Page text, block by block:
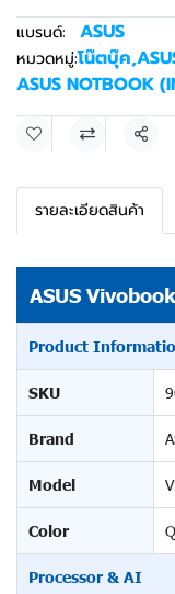
แบรนด์:
ASUS
หมวดหมู่:โน๊ตบุ๊ค,
ASUS NOTBOOK
แชร์
รายละเอียดสินค้า
ASUS
Product
SKU
Brand
Model
Color
Processor & AI